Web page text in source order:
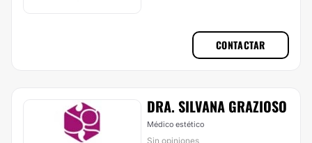
CONTACTAR
DRA. SILVANA GRAZIOSO
Médico estético
Sin opiniones